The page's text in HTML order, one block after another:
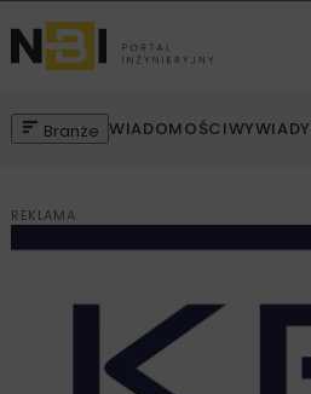
Branże WIADOMOŚCIWYWIADY
REKLAMA